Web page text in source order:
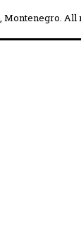
Montenegro.